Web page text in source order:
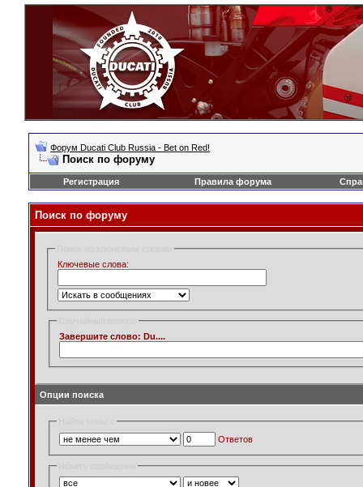
Форум Ducati Club Russia - Bet on Red!
Поиск по форуму
Регистрация Правила форума
Поиск по форуму
Ключевые слова:
Завершите слово: Du....
Опции поиска
Ответов